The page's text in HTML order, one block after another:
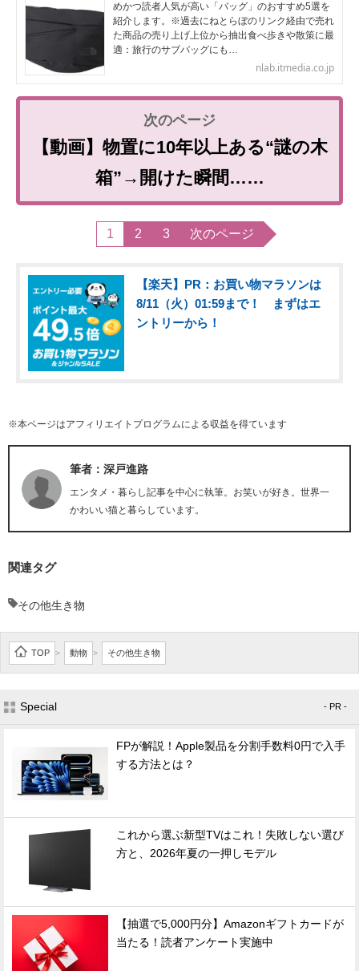
めかつ読者人気が高い「バッグ」のおすすめ5選を
紹介します。※過去にねとらぼのリンク経由で売れ
た商品の売り上げ上位から抽出食べ歩きや散策に最
適：旅行のサブバッグにも…
nlab.itmedia.co.jp
【動画】物置に10年以上ある“謎の木
箱”→開けた瞬間……
1 2 3 次のページ
【楽天】PR：お買い物マラソンは
8/11（火）01:59まで！ まずはエ
ントリーから！
※本ページはアフィリエイトプログラムによる収益を得ています
筆者：深戸進路
エンタメ・暮らし記事を中心に執筆。お笑いが好き。世界一
かわいい猫と暮らしています。
関連タグ
その他生き物
TOP > 動物 > その他生き物
Special - PR -
FPが解説！Apple製品を分割手数料0円で入手
する方法とは？
これから選ぶ新型TVはこれ！失敗しない選び
方と、2026年夏の一押しモデル
【抽選で5,000円分】Amazonギフトカードが
当たる！読者アンケート実施中